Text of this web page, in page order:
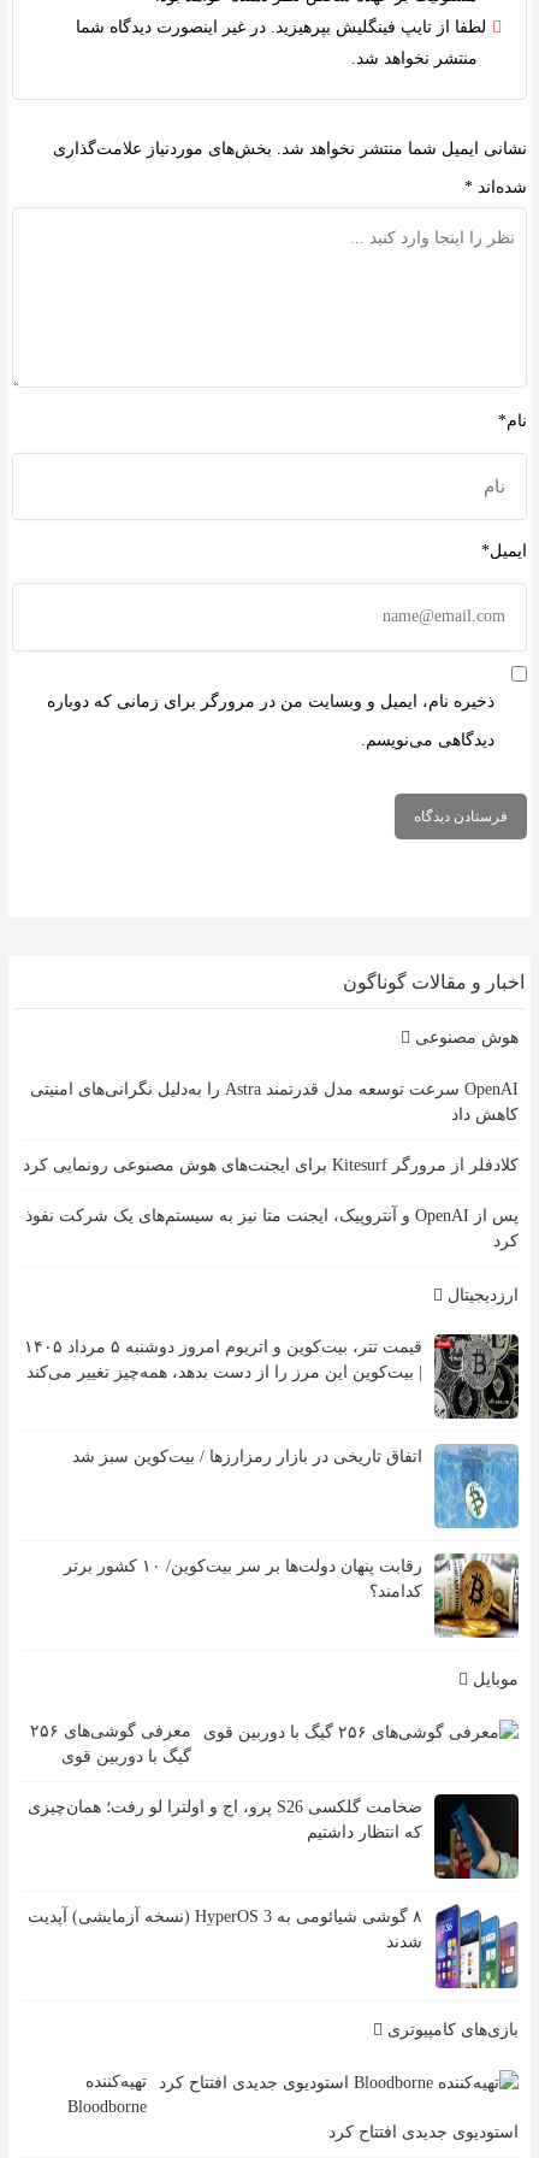
لطفا از تایپ فینگلیش بپرهیزید. در غیر اینصورت دیدگاه شما
منتشر نخواهد شد.
نشانی ایمیل شما منتشر نخواهد شد. بخش‌های موردنیاز علامت‌گذاری
شده‌اند *
نام*
ایمیل*
ذخیره نام، ایمیل و وبسایت من در مرورگر برای زمانی که دوباره
دیدگاهی می‌نویسم.
اخبار و مقالات گوناگون
هوش مصنوعی
OpenAI سرعت توسعه مدل قدرتمند Astra را به‌دلیل نگرانی‌های امنیتی
کاهش داد
کلادفلر از مرورگر Kitesurf برای ایجنت‌های هوش مصنوعی رونمایی کرد
پس از OpenAI و آنتروپیک، ایجنت متا نیز به سیستم‌های یک شرکت نفوذ
کرد
ارزدیجیتال
قیمت تتر، بیت‌کوین و اتریوم امروز دوشنبه ۵ مرداد ۱۴۰۵
| بیت‌کوین این مرز را از دست بدهد، همه‌چیز تغییر می‌کند
اتفاق تاریخی در بازار رمزارزها / بیت‌کوین سبز شد
رقابت پنهان دولت‌ها بر سر بیت‌کوین/ ۱۰ کشور برتر
کدامند؟
موبایل
معرفی گوشی‌های ۲۵۶
گیگ با دوربین قوی
ضخامت گلکسی S26 پرو، اج و اولترا لو رفت؛ همان‌چیزی
که انتظار داشتیم
۸ گوشی شیائومی به HyperOS 3 (نسخه آزمایشی) آپدیت
شدند
بازی‌های کامپیوتری
تهیه‌کننده
Bloodborne
استودیوی جدیدی افتتاح کرد